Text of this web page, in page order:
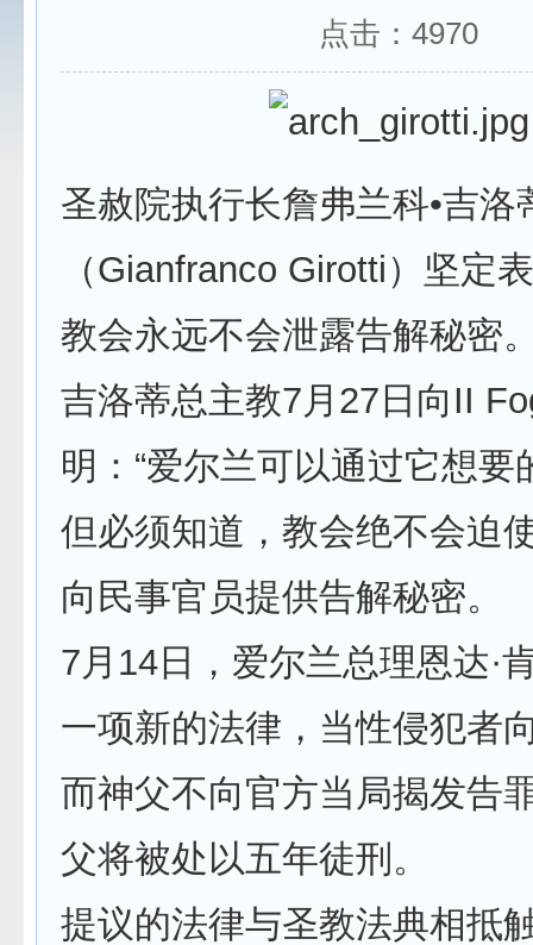
点击： 4970
圣赦院执行长詹弗兰科•吉洛
（Gianfranco Girotti）坚定
教会永远不会泄露告解秘密
吉洛蒂总主教7月27日向II
明：“爱尔兰可以通过它想要
但必须知道，教会绝不会迫
向民事官员提供告解秘密。
7月14日，爱尔兰总理恩达·
一项新的法律，当性侵犯者
而神父不向官方当局揭发告
父将被处以五年徒刑。
提议的法律与圣教法典相抵